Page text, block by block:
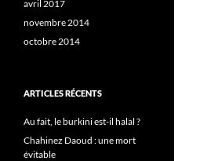
avril 2017
novembre 2014
octobre 2014
ARTICLES RÉCENTS
Au fait, le burkini est-il halal ?
Chahinez Daoud : une mort
évitable